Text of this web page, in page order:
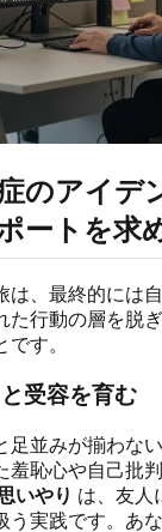
のアイデ
ートを求
は、最終的には
た行動の層を脱
す。
受容を育む
足並みが揃わな
羞恥心や自己批
いやり は、友人
う実践です。あ